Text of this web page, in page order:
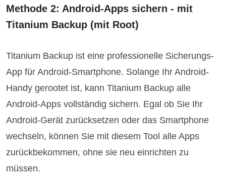
Methode 2: Android-Apps sichern - mit
Titanium Backup (mit Root)
Titanium Backup ist eine professionelle Sicherungs-
App für Android-Smartphone. Solange Ihr Android-
Handy gerootet ist, kann Titanium Backup alle
Android-Apps vollständig sichern. Egal ob Sie Ihr
Android-Gerät zurücksetzen oder das Smartphone
wechseln, können Sie mit diesem Tool alle Apps
zurückbekommen, ohne sie neu einrichten zu
müssen.